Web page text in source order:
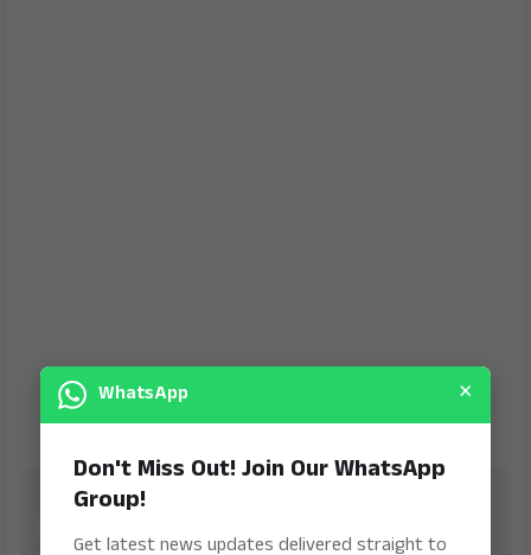
Jana Jeevala
is Digital Online Newspaper, Publishing Platform
WhatsApp ×
Don't Miss Out! Join Our WhatsApp
Group!
Get latest news updates delivered straight to